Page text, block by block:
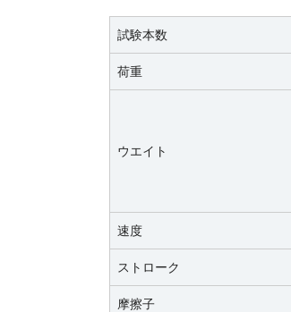
試験本数
荷重
ウエイト
速度
ストローク
摩擦子